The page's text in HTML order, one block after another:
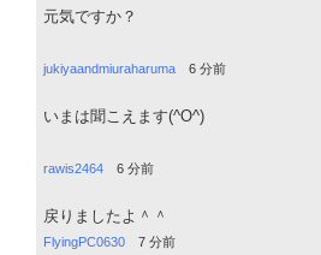
元気ですか？
jukiyaandmiuraharuma 6 分前
いまは聞こえます(^O^)
rawis2464 6 分前
戻りましたよ＾＾
FlyingPC0630 7 分前